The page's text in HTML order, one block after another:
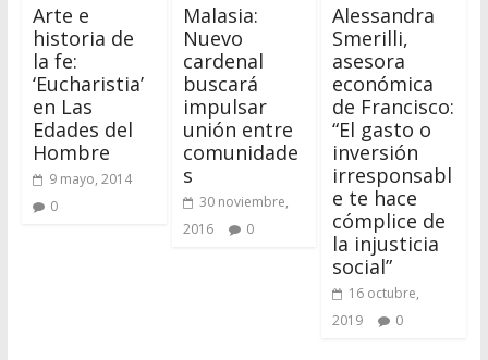
Arte e
historia de
la fe:
‘Eucharistia’
en Las
Edades del
Hombre
9 mayo, 2014
0
Malasia:
Nuevo
cardenal
buscará
impulsar
unión entre
comunidade
s
30 noviembre,
2016
0
Alessandra
Smerilli,
asesora
económica
de Francisco:
“El gasto o
inversión
irresponsabl
e te hace
cómplice de
la injusticia
social”
16 octubre,
2019
0